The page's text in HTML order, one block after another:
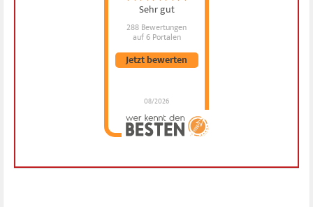
Sehr gut
288 Bewertungen
auf 6 Portalen
08/2026
Jetzt bewerten
Dr. Hubert Menken
hat4.88 von5
MenkenBewertungen